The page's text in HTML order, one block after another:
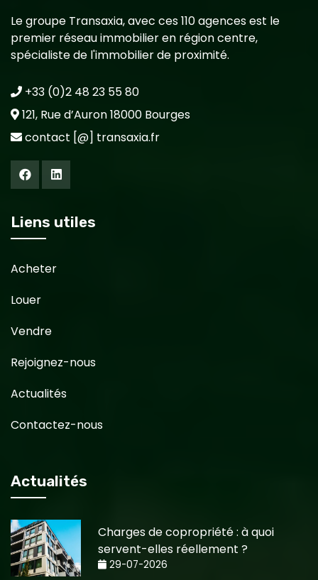
Le groupe Transaxia, avec ces 110 agences est le
premier réseau immobilier en région centre,
spécialiste de l'immobilier de proximité.
+33 (0)2 48 23 55 80
121, Rue d’Auron 18000 Bourges
contact [@] transaxia.fr
Liens utiles
Acheter
Louer
Vendre
Rejoignez-nous
Actualités
Contactez-nous
Actualités
Charges de copropriété : à quoi
servent-elles réellement ?
29-07-2026